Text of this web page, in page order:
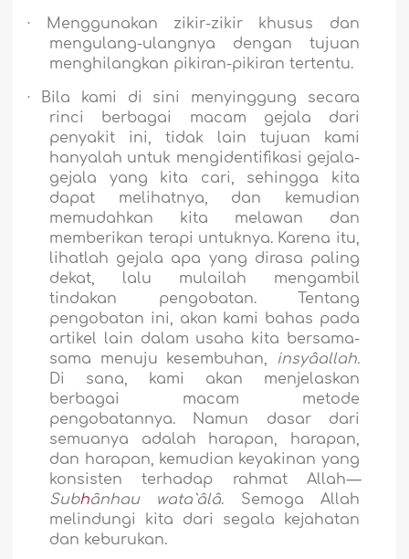
·
Menggunakan zikir-zikir khusus dan
mengulang-ulangnya dengan tujuan
menghilangkan pikiran-pikiran tertentu.
·
Bila kami di sini menyinggung secara
rinci berbagai macam gejala dari
penyakit ini, tidak lain tujuan kami
hanyalah untuk mengidentifikasi gejala-
gejala yang kita cari, sehingga kita
dapat melihatnya, dan kemudian
memudahkan kita melawan dan
memberikan terapi untuknya. Karena itu,
lihatlah gejala apa yang dirasa paling
dekat, lalu mulailah mengambil
tindakan pengobatan. Tentang
pengobatan ini, akan kami bahas pada
artikel lain dalam usaha kita bersama-
sama menuju kesembuhan,
insyâallah.
Di sana, kami akan menjelaskan
berbagai macam metode
pengobatannya. Namun dasar dari
semuanya adalah harapan, harapan,
dan harapan, kemudian keyakinan yang
konsisten terhadap rahmat Allah—
Subhânhau wata`âlâ. Semoga Allah
melindungi kita dari segala kejahatan
dan keburukan.